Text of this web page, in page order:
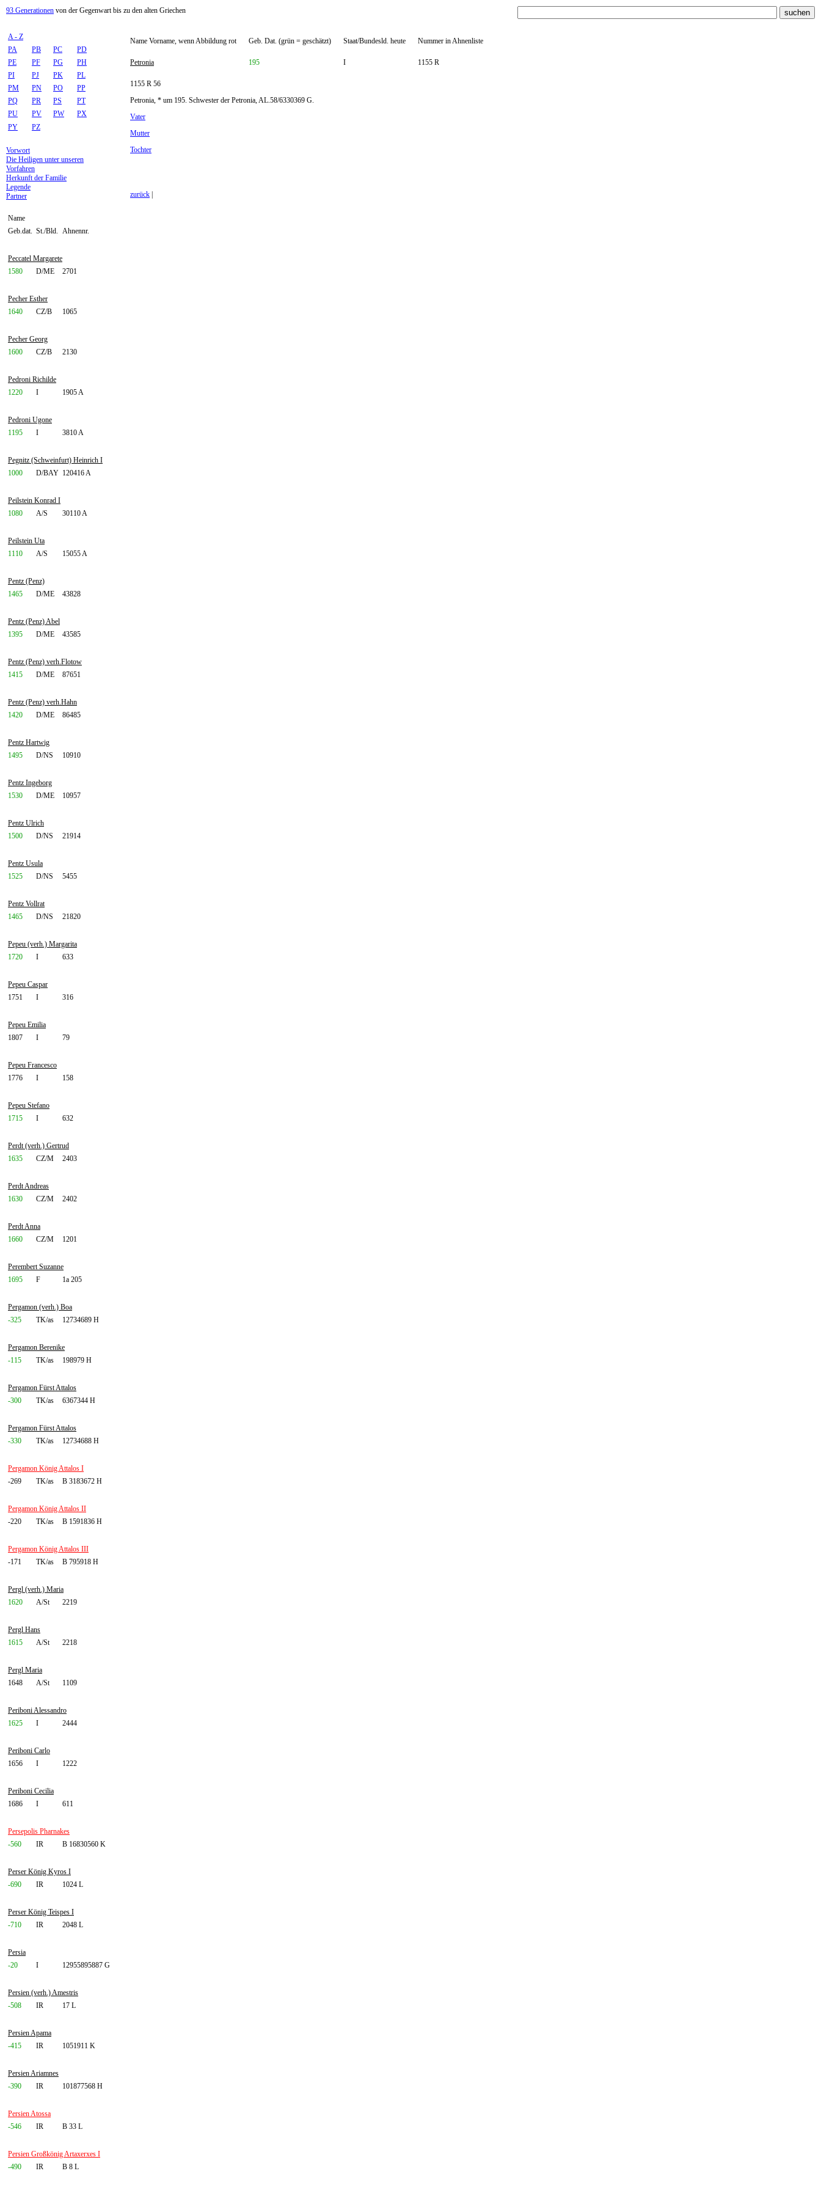
93 Generationen von der Gegenwart bis zu den alten Griechen
A - Z
PA
PB PC
PD
PE
PF PG
PH
PI
PJ PK
PL
PM
PN PO
PP
PQ
PR PS
PT
PU
PV PW
PX
PY
PZ
Vorwort
Die Heiligen unter unseren
Vorfahren
Herkunft der Familie
Legende
Partner
Name
Geb.dat. St./Bld. Ahnennr.
Peccatel Margarete
1580
D/ME 2701
Pecher Esther
1640
CZ/B 1065
Pecher Georg
1600
CZ/B 2130
Pedroni Richilde
1220
I 1905 A
Pedroni Ugone
1195
I 3810 A
Pegnitz (Schweinfurt) Heinrich I
1000
D/BAY 120416 A
Peilstein Konrad I
1080
A/S 30110 A
Peilstein Uta
1110
A/S 15055 A
Pentz (Penz)
1465
D/ME 43828
Pentz (Penz) Abel
1395
D/ME 43585
Pentz (Penz) verh.Flotow
1415
D/ME 87651
Pentz (Penz) verh.Hahn
1420
D/ME 86485
Pentz Hartwig
1495
D/NS 10910
Pentz Ingeborg
1530
D/ME 10957
Pentz Ulrich
1500
D/NS 21914
Pentz Usula
1525
D/NS 5455
Pentz Vollrat
1465
D/NS 21820
Pepeu (verh.) Margarita
1720
I 633
Pepeu Caspar
1751
I 316
Pepeu Emilia
1807
I 79
Pepeu Francesco
1776
I 158
Pepeu Stefano
1715
I 632
Perdt (verh.) Gertrud
1635
CZ/M 2403
Perdt Andreas
1630
CZ/M 2402
Perdt Anna
1660
CZ/M 1201
Perembert Suzanne
1695
F 1a 205
Pergamon (verh.) Boa
-325
TK/as 12734689 H
Pergamon Berenike
-115
TK/as 198979 H
Pergamon Fürst Attalos
-300
TK/as 6367344 H
Pergamon Fürst Attalos
-330
TK/as 12734688 H
Pergamon König Attalos I
-269
TK/as B 3183672 H
Pergamon König Attalos II
-220
TK/as B 1591836 H
Pergamon König Attalos III
-171
TK/as B 795918 H
Pergl (verh.) Maria
1620
A/St 2219
Pergl Hans
1615
A/St 2218
Pergl Maria
1648
A/St 1109
Periboni Alessandro
1625
I 2444
Periboni Carlo
1656
I 1222
Periboni Cecilia
1686
I 611
Persepolis Pharnakes
-560
IR B 16830560 K
Perser König Kyros I
-690
IR 1024 L
Perser König Teispes I
-710
IR 2048 L
Persia
-20
I 12955895887 G
Persien (verh.) Amestris
-508
IR 17 L
Persien Apama
-415
IR 1051911 K
Persien Ariamnes
-390
IR 101877568 H
Persien Atossa
-546
IR B 33 L
Persien Großkönig Artaxerxes I
-490
IR B 8 L
Name Vorname, wenn Abbildung rot Geb. Dat. (grün = geschätzt) Staat/Bundesld. heute Nummer in Ahnenliste
Petronia 195 I 1155 R
1155 R 56
Petronia, * um 195. Schwester der Petronia, AL.58/6330369 G.
Vater
Mutter
Tochter
zurück